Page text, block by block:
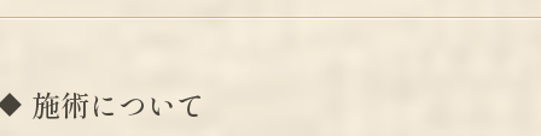
施術について